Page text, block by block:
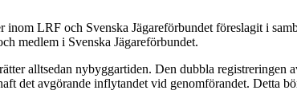
inom LRF och Svenska Jägareförbundet föreslagit i
medlem i Svenska Jägareförbundet.
alltsedan nybyggartiden. Den dubbla
det avgörande inflytandet vid genomförandet. Detta